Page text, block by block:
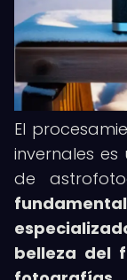
El
invernales
de
belleza del